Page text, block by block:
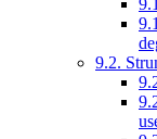
9.2.